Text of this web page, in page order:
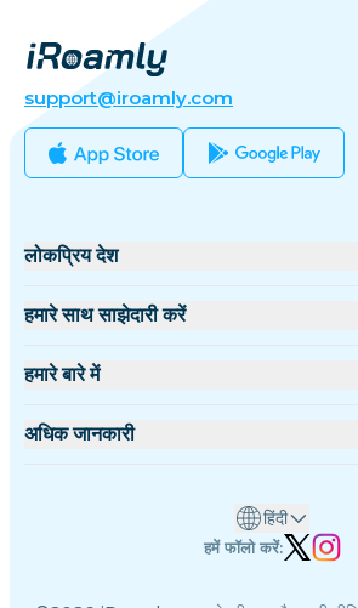
support@iroamly.com
लोकप्रिय देश
संयुक्त राज्य
फ्रांस
हमारे साथ साझेदारी करें
थोक मंच
हमारे बारे में
iRoamly के बारे में
अधिक जानकारी
हिंदी
हमें फॉलो करें: